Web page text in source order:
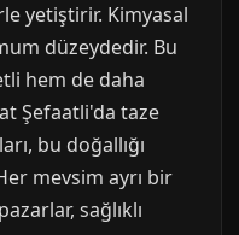
yetiştirir. Kimyasal
düzeydedir. Bu
hem de daha
Şefaatli'da taze
bu doğallığı
mevsim ayrı bir
sağlıklı